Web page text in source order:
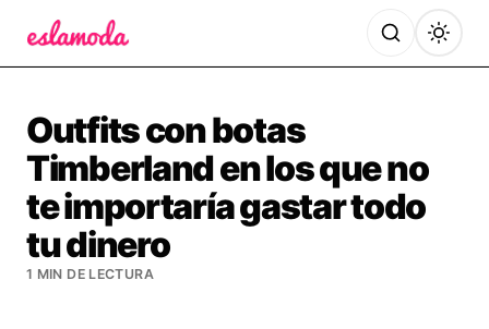
Outfits con botas
Timberland en los que no
te importaría gastar todo
tu dinero
1 MIN DE LECTURA